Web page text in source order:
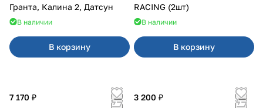
Гранта, Калина 2, Датсун
В наличии
В корзину
RACING (2шт)
В наличии
В корзину
7 170 ₽
3 200 ₽